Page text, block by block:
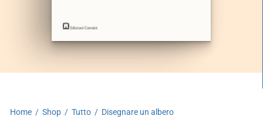
Home / Shop / Tutto / Disegnare un albero